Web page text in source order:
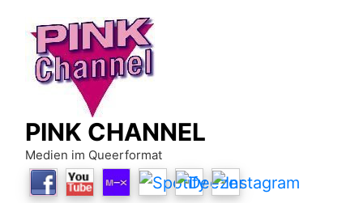
content
PINK CHANNEL
Medien im Queerformat